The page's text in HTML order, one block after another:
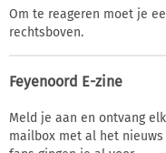
Om te reageren moet je
rechtsboven.
Feyenoord E-zine
Meld je aan en ontvang
mailbox met al het nieuws